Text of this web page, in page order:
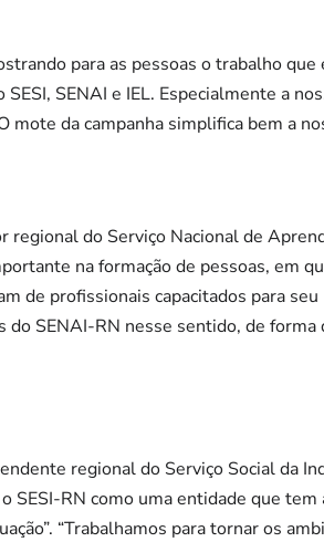
para as pessoas o trabalho
SESI, SENAI e IEL. Especialmente a
mote da campanha simplifica bem a
regional do Serviço Nacional de
na formação de pessoas, em
de profissionais capacitados para
do SENAI-RN nesse sentido, de
regional do Serviço Social da
SESI-RN como uma entidade que
“Trabalhamos para tornar os